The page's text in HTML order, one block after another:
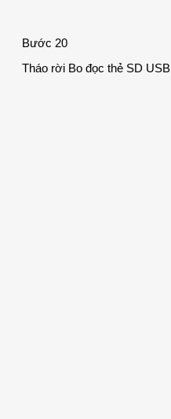
Bước 20
Tháo rời Bo đọc thẻ SD USB